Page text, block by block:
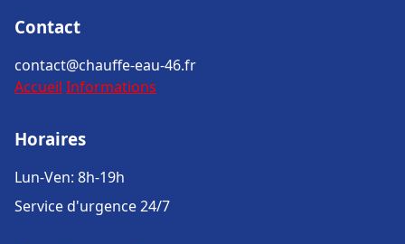
Contact
contact@chauffe-eau-46.fr
Accueil Informations
Horaires
Lun-Ven: 8h-19h
Service d'urgence 24/7